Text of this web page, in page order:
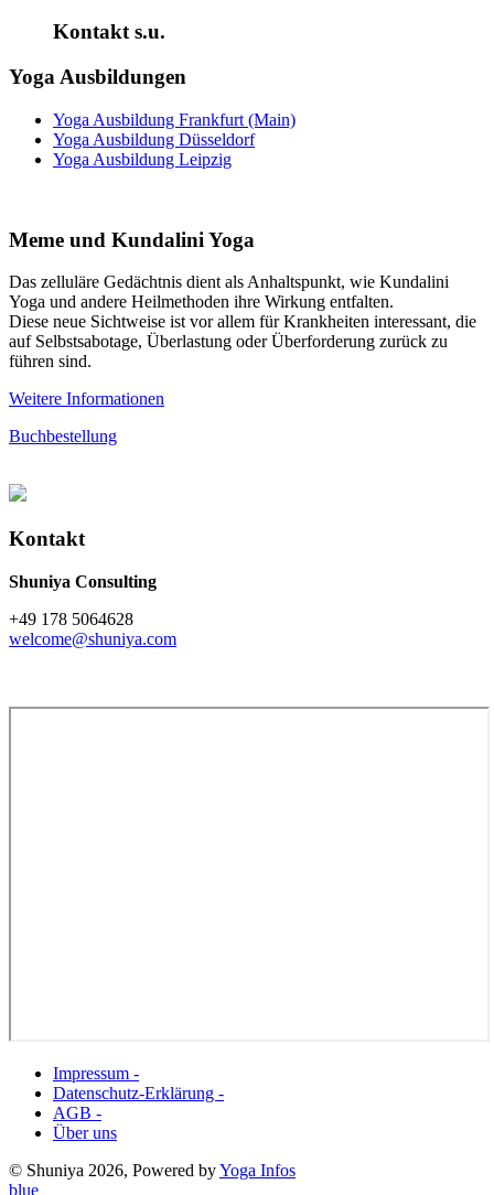
Kontakt s.u.
Yoga Ausbildungen
Yoga Ausbildung Frankfurt (Main)
Yoga Ausbildung Düsseldorf
Yoga Ausbildung Leipzig
Meme und Kundalini Yoga
Das zelluläre Gedächtnis dient als Anhaltspunkt, wie Kundalini
Yoga und andere Heilmethoden ihre Wirkung entfalten.
Diese neue Sichtweise ist vor allem für Krankheiten interessant, die
auf Selbstsabotage, Überlastung oder Überforderung zurück zu
führen sind.
Weitere Informationen
Buchbestellung
Kontakt
Shuniya Consulting
+49 178 5064628
welcome@shuniya.com
Impressum -
Datenschutz-Erklärung -
AGB -
Über uns
© Shuniya 2026, Powered byYoga Infos
blue